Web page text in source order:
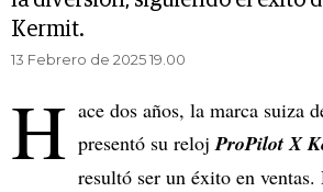
Kermit.
13 Febrero de 2025 19.00
H ace dos años, la marca suiza
presentó su relojProPilot X
resultó ser un éxito en